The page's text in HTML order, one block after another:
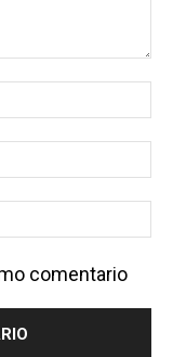
comentario